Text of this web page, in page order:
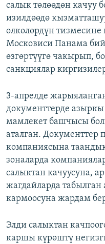
салык төлөөдөн качуу
изилдөөдө
өлкөлөрдүн
Московиси Панама
өзгөртүүгө чакырып,
санкциялар
3-апрелде
документтерде
мамлекет башчысы
аталган. Документтер
компаниясына
зоналарда
салыктан качуусуна,
жагдайларда табылган
кармоосуна жардам
Элди салыктан
каршы күрөштү